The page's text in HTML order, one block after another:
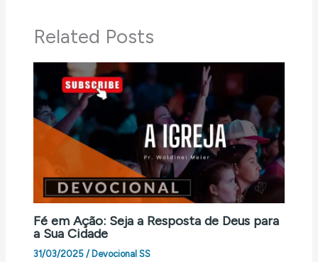
Related Posts
Fé em Ação: Seja a Resposta de Deus para
a Sua Cidade
31/03/2025/ Devocional SS